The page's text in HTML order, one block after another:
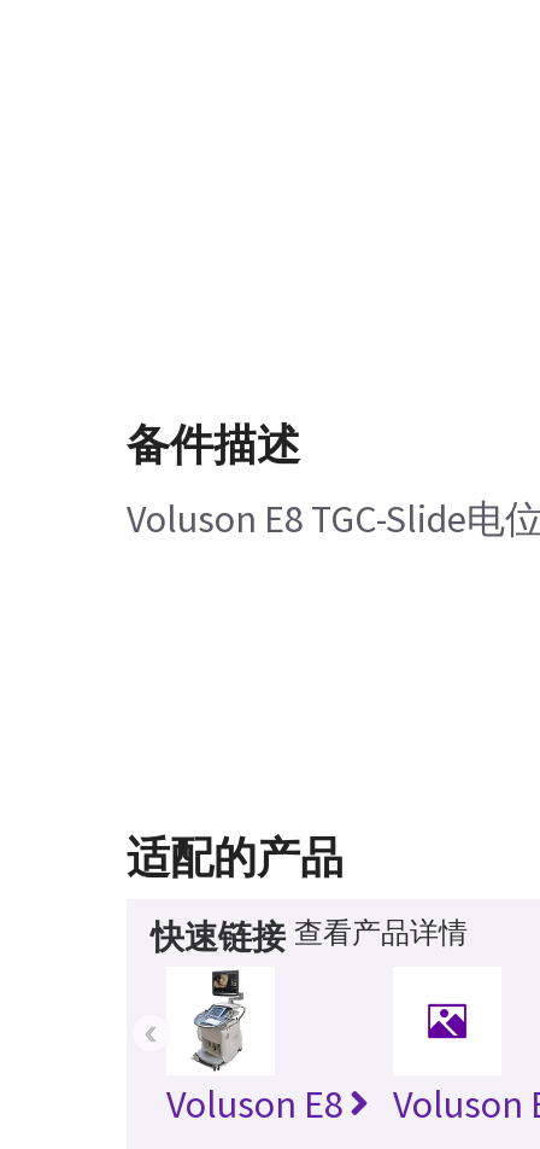
备件描述
Voluson E8 TGC-Slide电
适配的产品
快速链接 查看产品详情
Voluson E8 Voluson
‹